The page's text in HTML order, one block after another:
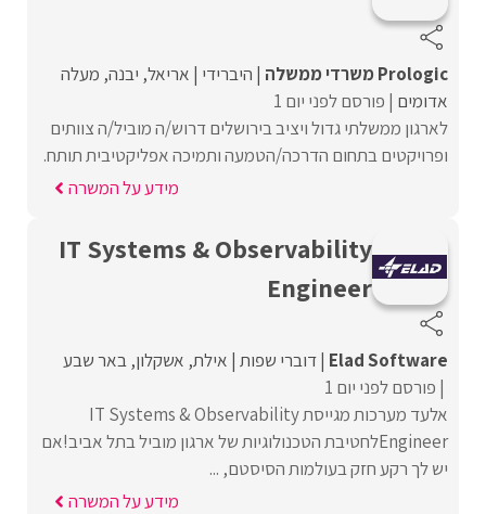
Prologic משרדי ממשלה היברידי אריאל יבנה מעלה
אדומים פורסם לפני יום 1
לארגון ממשלתי גדול ויציב בירושלים דרוש/ה מוביל/ה צוותים
ופרויקטים בתחום הדרכה/הטמעה ותמיכה אפליקטיבית תותח.
מידע על המשרה
IT Systems & Observability
Engineer
Elad Software דוברי שפות אילת אשקלון באר שבע
פורסם לפני יום 1
אלעד מערכות מגייסת IT Systems & Observability
Engineerלחטיבת הטכנולוגיות של ארגון מוביל בתל אביב!אם
יש לך רקע חזק בעולמות הסיסטם, ...
מידע על המשרה